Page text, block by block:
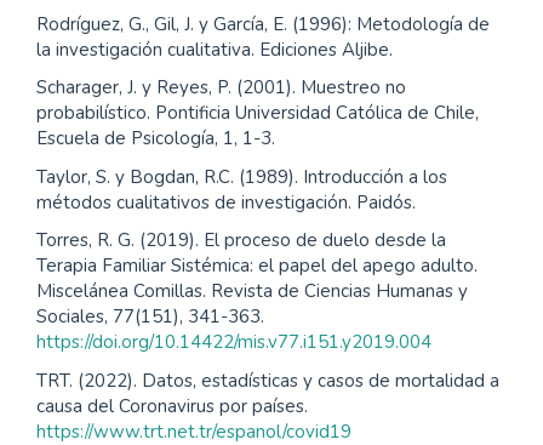
Rodríguez, G., Gil, J. y García, E. (1996): Metodología de
la investigación cualitativa. Ediciones Aljibe.
Scharager, J. y Reyes, P. (2001). Muestreo no
probabilístico. Pontificia Universidad Católica de Chile,
Escuela de Psicología, 1, 1-3.
Taylor, S. y Bogdan, R.C. (1989). Introducción a los
métodos cualitativos de investigación. Paidós.
Torres, R. G. (2019). El proceso de duelo desde la
Terapia Familiar Sistémica: el papel del apego adulto.
Miscelánea Comillas. Revista de Ciencias Humanas y
Sociales, 77(151), 341-363.
https://doi.org/10.14422/mis.v77.i151.y2019.004
TRT. (2022). Datos, estadísticas y casos de mortalidad a
causa del Coronavirus por países.
https://www.trt.net.tr/espanol/covid19